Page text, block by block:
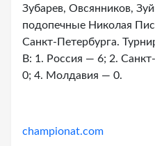
Зубарев, Овсянников,
подопечные Николая
Санкт-Петербурга.
B: 1. Россия — 6; 2.
0; 4. Молдавия — 0.
championat.com